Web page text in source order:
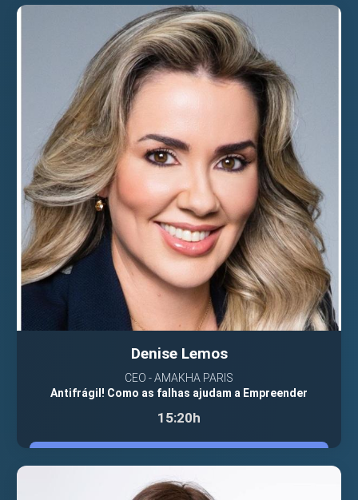
Denise Lemos
CEO - AMAKHA PARIS
Antifrágil! Como as falhas ajudam a Empreender
15:20h